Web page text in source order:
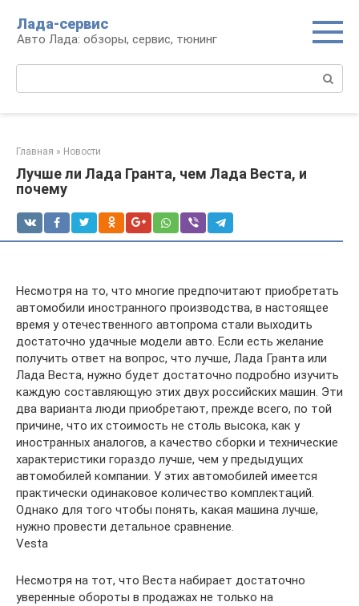
контенту
Лада-сервис
Авто Лада: обзоры, сервис, тюнинг
Главная » Новости
Лучше ли Лада Гранта, чем Лада Веста, и
почему
Несмотря на то, что многие предпочитают приобретать
автомобили иностранного производства, в настоящее
время у отечественного автопрома стали выходить
достаточно удачные модели авто. Если есть желание
получить ответ на вопрос, что лучше, Лада Гранта или
Лада Веста, нужно будет достаточно подробно изучить
каждую составляющую этих двух российских машин. Эти
два варианта люди приобретают, прежде всего, по той
причине, что их стоимость не столь высока, как у
иностранных аналогов, а качество сборки и технические
характеристики гораздо лучше, чем у предыдущих
автомобилей компании. У этих автомобилей имеется
практически одинаковое количество комплектаций.
Однако для того чтобы понять, какая машина лучше,
нужно провести детальное сравнение.
Vesta
Несмотря на тот, что Веста набирает достаточно
уверенные обороты в продажах не только на